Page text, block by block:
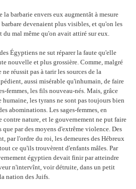
envers eux augmentât à mesure
devenaient plus visibles, et qu'on les
mal même qu'on avait attiré sur eux.
ne sut réparer la faute qu'elle
nouvelle et plus grossière. Comme, malgré
réussit pas à tarir les sources de la
aussi misérable qu'inhumain, de faire
femmes, les fils nouveau-nés. Mais, grâce
les tyrans ne sont pas toujours bien
abominations. Les sages-femmes, en
contre nature, et le gouvernement ne put faire
que par des moyens d'extrême violence. Des
par l'ordre du roi, les demeures des Hébreux
ce qu'ils trouvèrent d'enfants mâles. Par
égyptien devait finir par atteindre
n'intervînt, voir détruite, dans un petit
nation des Juifs.